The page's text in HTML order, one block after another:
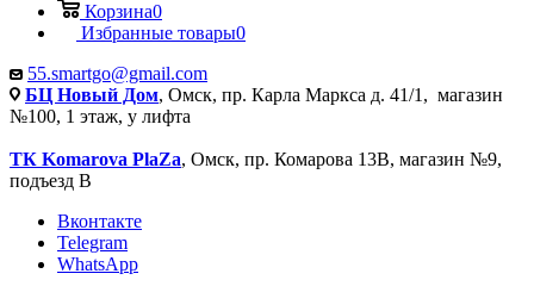
Корзина0
Избранные товары0
55.smartgo@gmail.com
БЦ Новый Дом, Омск, пр. Карла Маркса д. 41/1, магазин
№100, 1 этаж, у лифта
ТК Komarova PlaZa, Омск, пр. Комарова 13В, магазин №9,
подъезд В
Вконтакте
Telegram
WhatsApp